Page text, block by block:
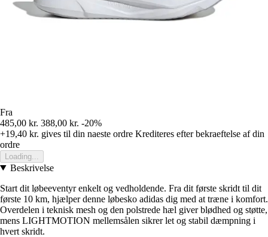
Fra
485,00 kr. 388,00 kr. -20%
+19,40 kr. gives til din naeste ordre Krediteres efter bekraeftelse af din
ordre
Loading...
Beskrivelse
Start dit løbeeventyr enkelt og vedholdende. Fra dit første skridt til dit
første 10 km, hjælper denne løbesko adidas dig med at træne i komfort.
Overdelen i teknisk mesh og den polstrede hæl giver blødhed og støtte,
mens LIGHTMOTION mellemsålen sikrer let og stabil dæmpning i
hvert skridt.